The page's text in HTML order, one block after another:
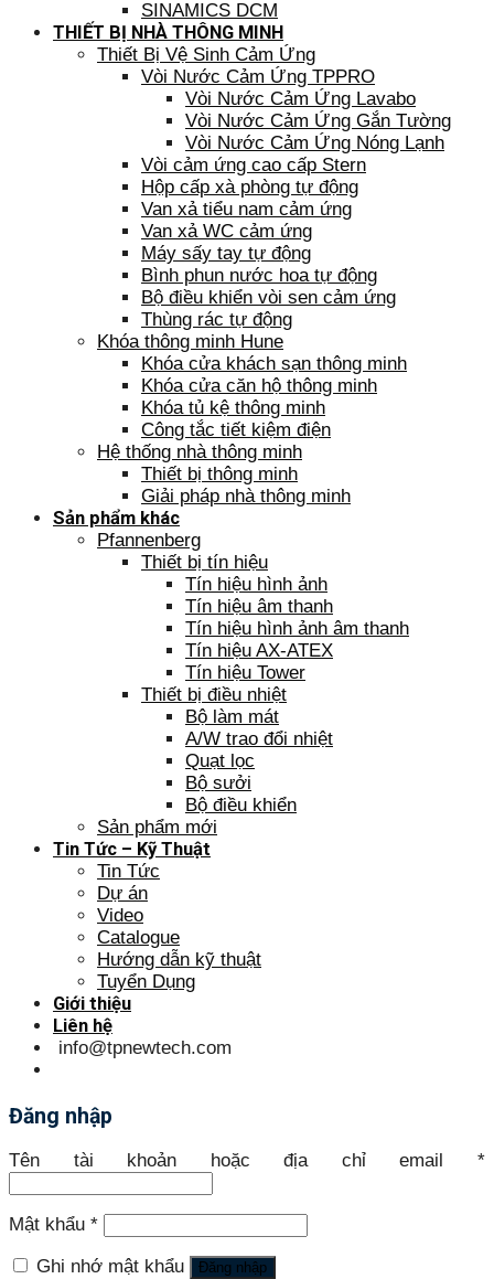
SINAMICS DCM
THIẾT BỊ NHÀ THÔNG MINH
Thiết Bị Vệ Sinh Cảm Ứng
Vòi Nước Cảm Ứng TPPRO
Vòi Nước Cảm Ứng Lavabo
Vòi Nước Cảm Ứng Gắn Tường
Vòi Nước Cảm Ứng Nóng Lạnh
Vòi cảm ứng cao cấp Stern
Hộp cấp xà phòng tự động
Van xả tiểu nam cảm ứng
Van xả WC cảm ứng
Máy sấy tay tự động
Bình phun nước hoa tự động
Bộ điều khiển vòi sen cảm ứng
Thùng rác tự động
Khóa thông minh Hune
Khóa cửa khách sạn thông minh
Khóa cửa căn hộ thông minh
Khóa tủ kệ thông minh
Công tắc tiết kiệm điện
Hệ thống nhà thông minh
Thiết bị thông minh
Giải pháp nhà thông minh
Sản phẩm khác
Pfannenberg
Thiết bị tín hiệu
Tín hiệu hình ảnh
Tín hiệu âm thanh
Tín hiệu hình ảnh âm thanh
Tín hiệu AX-ATEX
Tín hiệu Tower
Thiết bị điều nhiệt
Bộ làm mát
A/W trao đổi nhiệt
Quạt lọc
Bộ sưởi
Bộ điều khiển
Sản phẩm mới
Tin Tức – Kỹ Thuật
Tin Tức
Dự án
Video
Catalogue
Hướng dẫn kỹ thuật
Tuyển Dụng
Giới thiệu
Liên hệ
info@tpnewtech.com
Đăng nhập
Tên tài khoản hoặc địa chỉ email *
Mật khẩu *
Ghi nhớ mật khẩu Đăng nhập